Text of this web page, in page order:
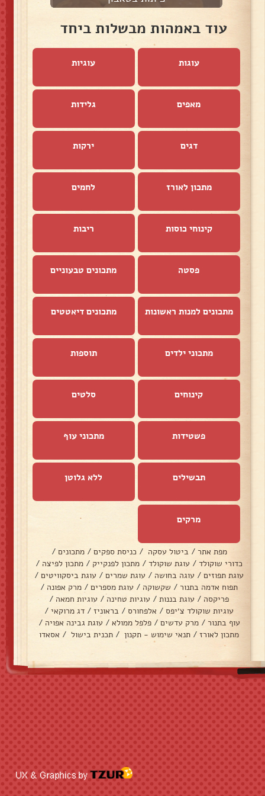
עוד באמהות מבשלות ביחד
עוגות עוגיות
מאפים גלידות
דגים ירקות
מתכון לאורז לחמים
קינוחי כוסות ריבות
פסטה מתכונים טבעוניים
מתכונים למנות ראשונות מתכונים דיאטטים
מתכוני ילדים תוספות
קינוחים סלטים
פשטידות מתכוני עוף
תבשילים ללא גלוטן
מרקים
מפת אתר / ביטול עסקה / כניסת ספקים / מתכונים /
כדורי שוקולד / עוגת שוקולד / מתכון לפנקייק / מתכון לפיצה /
עוגת תפוזים / עוגה בחושה / עוגת שמרים / עוגת ביסקוויטים /
תפוח אדמה בתנור / שקשוקה / עוגת מספרים / מרק אפונה /
פריקסה / עוגת בננות / עוגיות טחינה / עוגיות חמאה /
עוגיות שוקולד צ׳יפס / אלפחורס / בראוניז / דג מרוקאי /
עוף בתנור / מרק עדשים / פלפל ממולא / עוגת גבינה אפויה /
מתכון לאורז / תנאי שימוש - תקנון / תכנית בישול / אסאדו